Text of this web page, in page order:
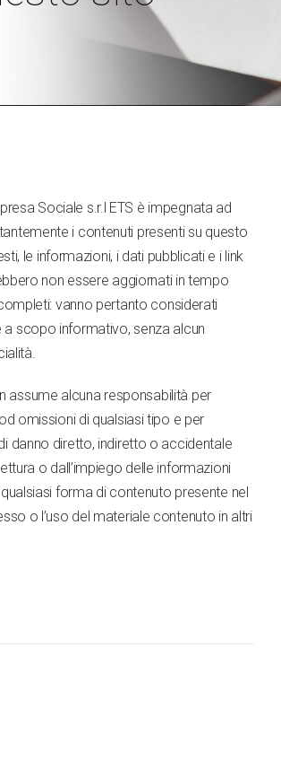
Sociale s.r.l ETS è impegnata ad
i contenuti presenti su questo
le informazioni, i dati pubblicati e i link
non essere aggiornati in tempo
vanno pertanto considerati
a scopo informativo, senza alcun
assume alcuna responsabilità per
omissioni di qualsiasi tipo e per
danno diretto, indiretto o accidentale
o dall’impiego delle informazioni
forma di contenuto presente nel
o l’uso del materiale contenuto in altri